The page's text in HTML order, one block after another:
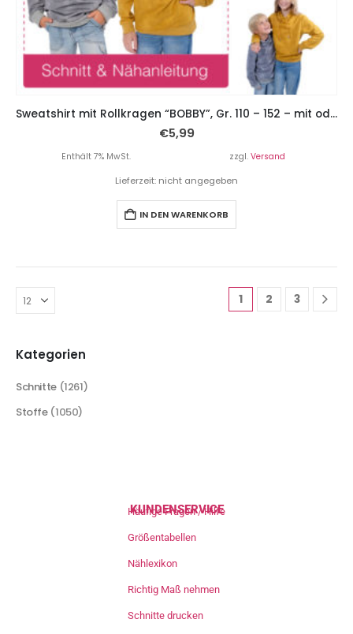
Sweatshirt mit Rollkragen “BOBBY”, Gr. 110 – 152 – mit oder ohne Ösen
€5,99
Enthält 7% MwSt. zzgl. Versand
Lieferzeit: nicht angegeben
IN DEN WARENKORB
1 2 3
Kategorien
Schnitte (1261)
Stoffe (1050)
KUNDENSERVICE
Häufige Fragen / Hilfe
Größentabellen
Nählexikon
Richtig Maß nehmen
Schnitte drucken